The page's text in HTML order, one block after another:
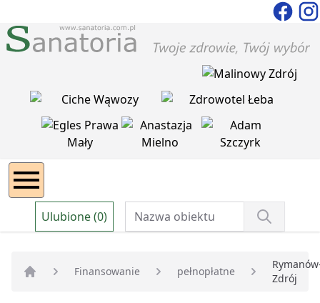
Ulubione (0)
Finansowanie pełnopłatne
Zdrój